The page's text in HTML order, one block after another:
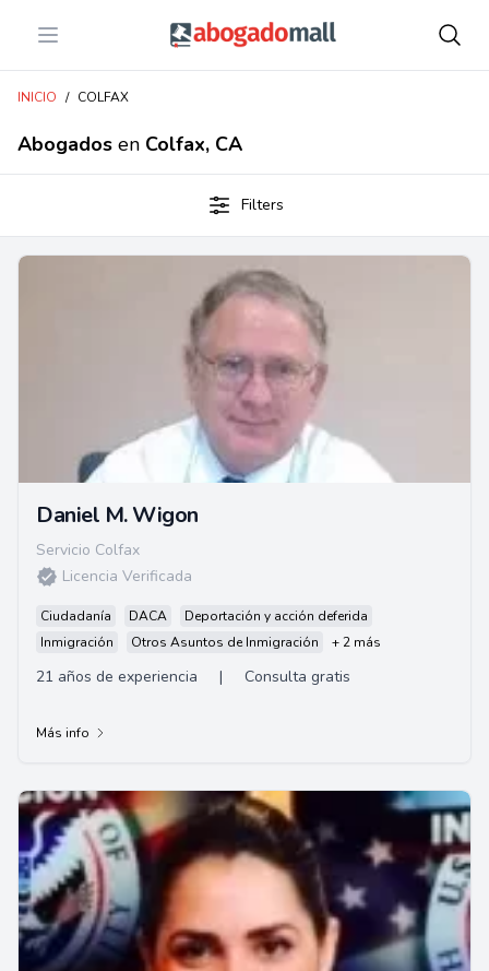
Open menu Abogadomall
INICIO / COLFAX
Abogados en Colfax, CA
Filters
Daniel M. Wigon
Servicio Colfax
Licencia Verificada
Ciudadanía DACA
Deportación y acción deferida
Inmigración
Otros Asuntos de Inmigración + 2 más
21 años de experiencia | Consulta gratis
Más info